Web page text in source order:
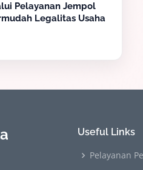
Pelayanan Jempol
Legalitas Usaha
Useful Links
Pelayanan